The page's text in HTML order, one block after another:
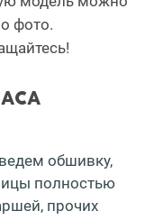
фото.
обшивку,
полностью
прочих